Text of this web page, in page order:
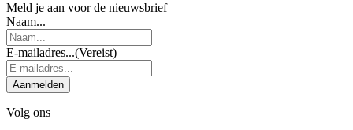
Meld je aan voor de nieuwsbrief
Naam...
E-mailadres...(Vereist)
Aanmelden
Volg ons